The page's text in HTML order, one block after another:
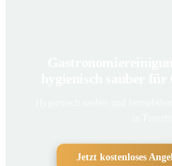
Jetzt kostenloses